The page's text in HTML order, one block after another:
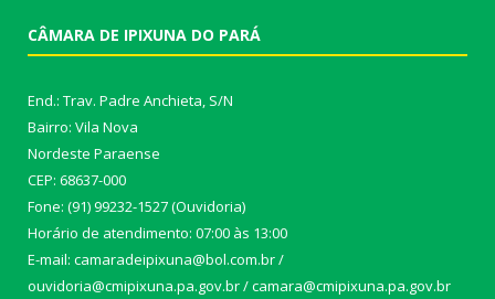
CÂMARA DE IPIXUNA DO PARÁ
End.: Trav. Padre Anchieta, S/N
Bairro: Vila Nova
Nordeste Paraense
CEP: 68637-000
Fone: (91) 99232-1527 (Ouvidoria)
Horário de atendimento: 07:00 às 13:00
E-mail: camaradeipixuna@bol.com.br /
ouvidoria@cmipixuna.pa.gov.br / camara@cmipixuna.pa.gov.br